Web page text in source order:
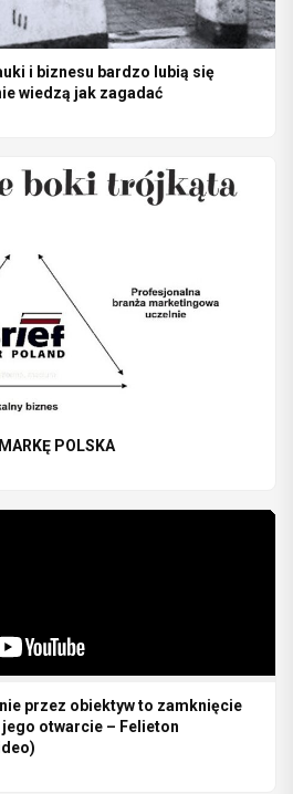
i biznesu bardzo lubią się
wiedzą jak zagadać
POLSKA
przez obiektyw to zamknięcie
otwarcie – Felieton